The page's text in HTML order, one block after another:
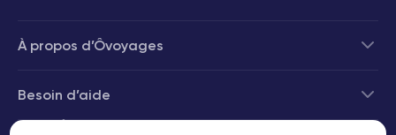
À propos d’Ôvoyages
Besoin d’aide